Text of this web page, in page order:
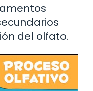
del olfato.